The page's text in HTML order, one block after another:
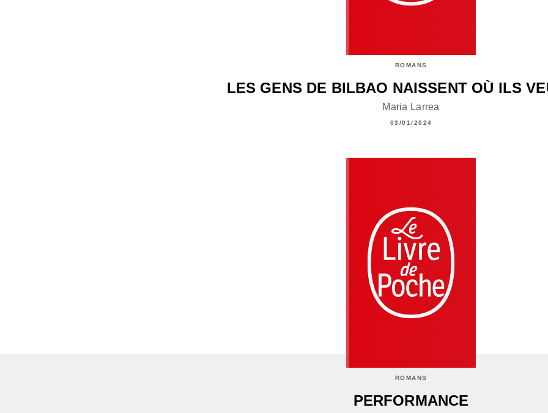
ROMANS
LES GENS DE BILBAO NAISSENT OÙ ILS
Maria Larrea
03/01/2024
ROMANS
PERFORMANCE